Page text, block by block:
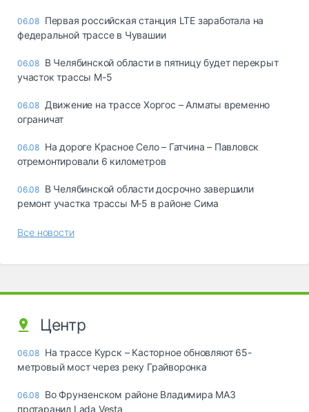
06.08 Первая российская станция LTE заработала на
федеральной трассе в Чувашии
06.08 В Челябинской области в пятницу будет перекрыт
участок трассы М-5
06.08 Движение на трассе Хоргос – Алматы временно
ограничат
06.08 На дороге Красное Село – Гатчина – Павловск
отремонтировали 6 километров
06.08 В Челябинской области досрочно завершили
ремонт участка трассы М‑5 в районе Сима
Все новости
Центр
06.08 На трассе Курск – Касторное обновляют 65-
метровый мост через реку Грайворонка
06.08 Во Фрунзенском районе Владимира МАЗ
протаранил Lada Vesta